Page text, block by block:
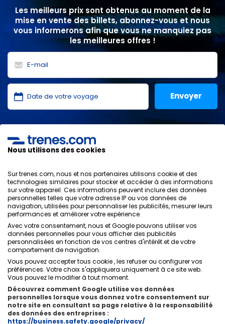
Les meilleurs prix sont obtenus au moment de la
mise en vente des billets, abonnez-vous et nous
vous informerons afin que vous ne manquiez pas
les meilleures offres !
protection des données
ONLINE TRAVEL SOLUTIONS.
Politique de confidentialité
Conditions générales
Politique de sécurité
Contacts
Qui sommes-nous ixigo
Copyright © Trenes.com. Tous droits réservés.
Nous utilisons des cookies
Sur trenes.com, nous et nos partenaires utilisons cookie et des
technologies similaires pour stocker et accéder à des informations
sur votre appareil. Ces informations peuvent inclure des données
personnelles telles que votre adresse IP ou vos données de
navigation, utilisées pour personnaliser les publicités, mesurer leurs
performances et améliorer votre expérience.
Avec votre consentement, nous et Google pouvons utiliser vos
données personnelles pour vous afficher des publicités
personnalisées en fonction de vos centres d'intérêt et de votre
comportement de navigation.
Vous pouvez accepter tous cookie , les refuser ou configurer vos
préférences. Votre choix s'appliquera uniquement à ce site web.
Vous pouvez le modifier à tout moment.
Découvrez comment Google utilise vos données
personnelles lorsque vous donnez votre consentement sur
notre site en consultant sa page relative à la responsabilité
des données des entreprises :
https://business.safety.google/privacy/